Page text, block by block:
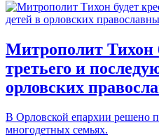
Митрополит Тихон
третьего и
орловских
В Орловской епархии решено
многодетных семьях.